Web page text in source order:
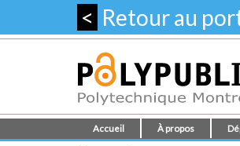
< Retour au
Accueil À propos